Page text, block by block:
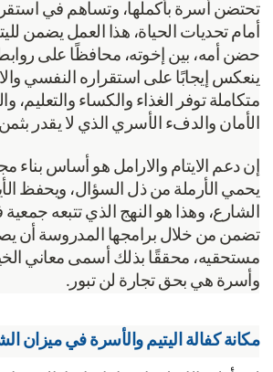
والدفء الأسري الذي لا يقدر بثمن.
هي بحق تجارة لن تبور.
كفالة اليتيم والأسرة في ميزان الشرع